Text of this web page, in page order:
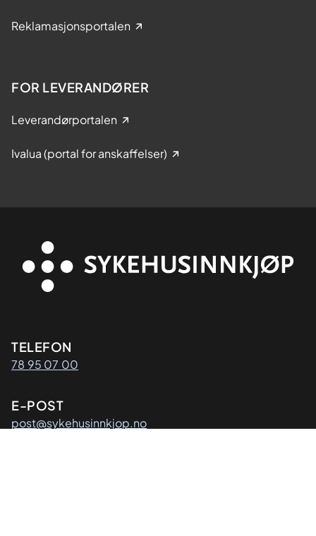
Reklamasjonsportalen
FOR LEVERANDØRER
Leverandørportalen
Ivalua (portal for anskaffelser)
Kontaktinformasjon
TELEFON
78 95 07 00
E-POST
post@sykehusinnkjop.no